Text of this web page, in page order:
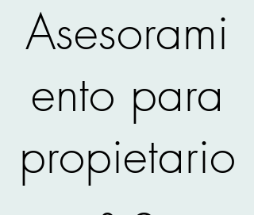
Asesorami
ento para
propietario